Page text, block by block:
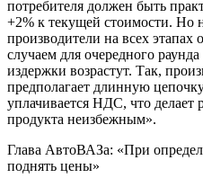
потребителя должен быть
+2% к текущей стоимости. Но
производители на всех этапах
случаем для очередного
издержки возрастут. Так,
предполагает длинную
уплачивается НДС, что делает
продукта неизбежным».
Глава АвтоВАЗа: «При
поднять цены»